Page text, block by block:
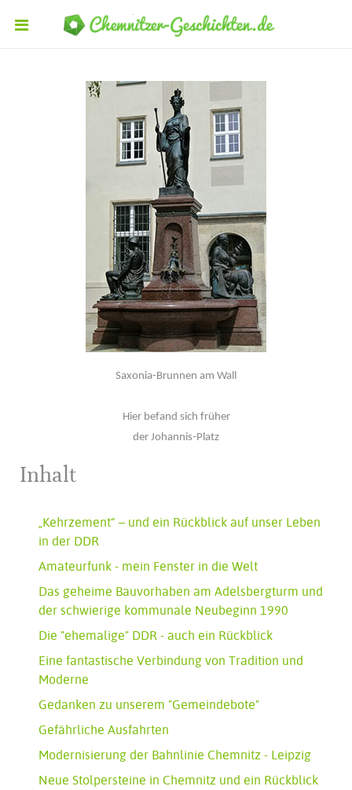
Saxonia-Brunnen am Wall
Hier befand sich früher
der Johannis-Platz
Inhalt
„Kehrzement“ – und ein Rückblick auf unser Leben
in der DDR
Amateurfunk - mein Fenster in die Welt
Das geheime Bauvorhaben am Adelsbergturm und
der schwierige kommunale Neubeginn 1990
Die "ehemalige" DDR - auch ein Rückblick
Eine fantastische Verbindung von Tradition und
Moderne
Gedanken zu unserem "Gemeindebote"
Gefährliche Ausfahrten
Modernisierung der Bahnlinie Chemnitz - Leipzig
Neue Stolpersteine in Chemnitz und ein Rückblick